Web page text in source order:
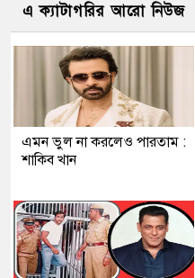
এ ক্যাটাগরির আরো নিউজ
এমন ভুল না করলেও পারতাম :
শাকিব খান